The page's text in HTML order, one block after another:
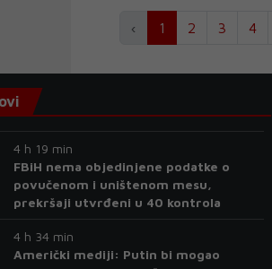
‹ 1 2 3 4
4 h 19 min
FBiH nema objedinjene podatke o
povučenom i uništenom mesu,
prekršaji utvrđeni u 40 kontrola
4 h 34 min
Američki mediji: Putin bi mogao